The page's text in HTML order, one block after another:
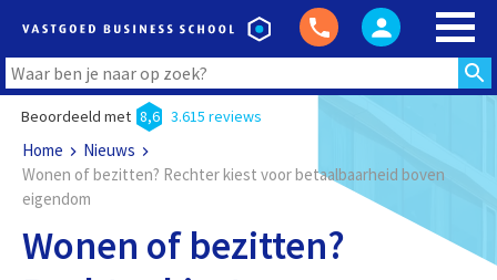
Beoordeeld met 8,6 3.615 reviews
Home
Nieuws
Wonen of bezitten? Rechter kiest voor betaalbaarheid boven
eigendom
Wonen of bezitten?